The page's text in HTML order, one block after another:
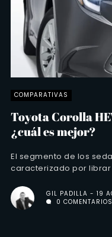
COMPARATIVAS
Toyota Corolla
¿cuál es mejor?
El segmento de los
caracterizado por librar
GIL PADILLA
19
0 COMENTARIOS